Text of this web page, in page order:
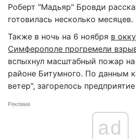
Роберт "Мадьяр" Бровди
готовилась несколько месяцев.
Также в ночь на 6 ноября в
Симферополе прогремели
вспыхнул масштабный пожар на
районе Битумного. По данным
ветер", загорелось
Реклама
ad